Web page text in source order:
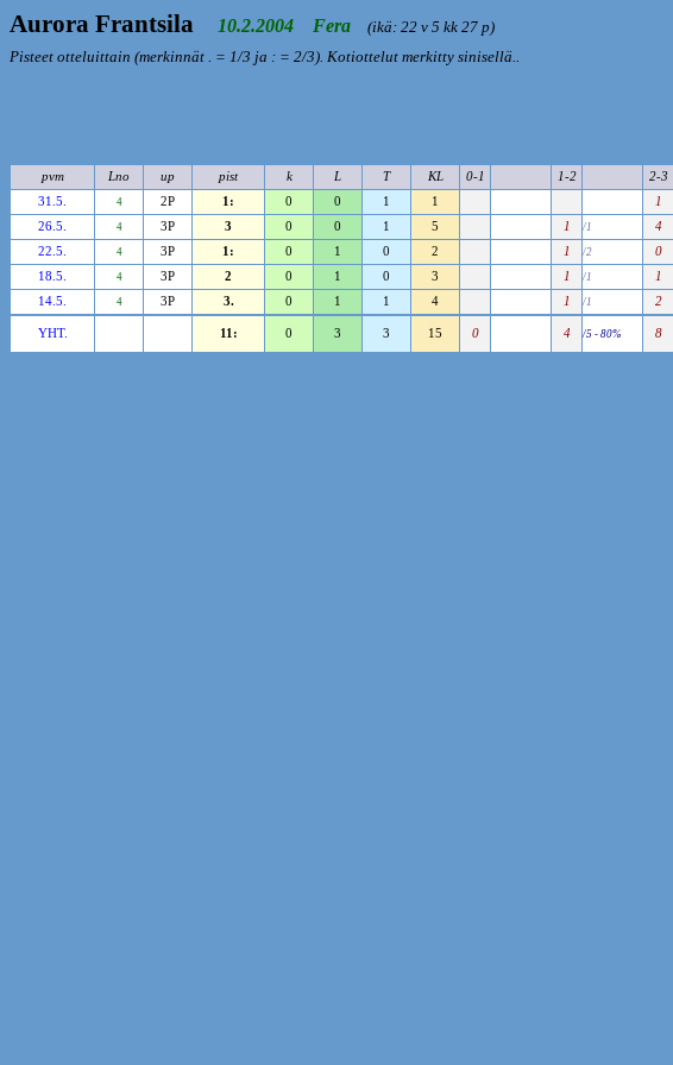
Aurora Frantsila 10.2.2004 Fera
(ikä: 22 v 5 kk 27 p)
Pisteet otteluittain (merkinnät . = 1/3 ja : = 2/3). Kotiottelut merkitty sinisellä..
pvm Lno up pist k L T KL 0-1 1-2 2-3
31.5.
4 2P 1: 0 0 1 1 1
26.5.
4 3P 3 0 0 1 5 1 /1 4
22.5.
4 3P 1: 0 1 0 2 1 /2 0
18.5.
4 3P 2 0 1 0 3 1 /1 1
14.5.
4 3P 3. 0 1 1 4 1 /1 2
YHT. 11: 0 3 3 15 0 4 /5 - 80% 8